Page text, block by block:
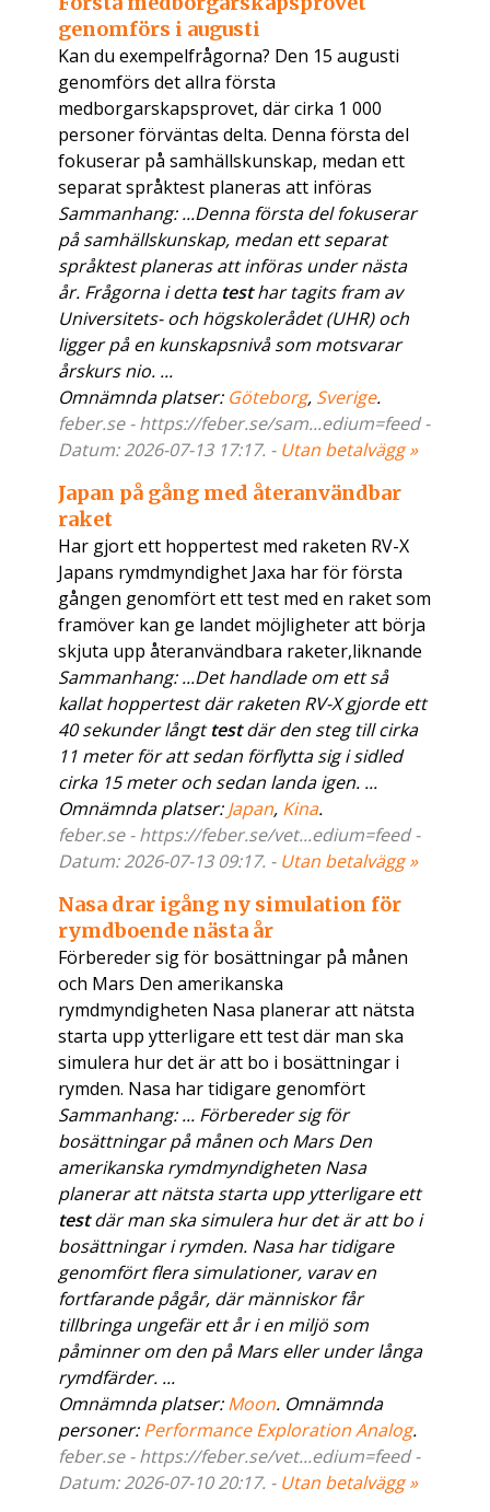
genomförs i augusti
Kan du exempelfrågorna? Den 15 augusti
genomförs det allra första
medborgarskapsprovet, där cirka 1 000
personer förväntas delta. Denna första del
fokuserar på samhällskunskap, medan ett
separat språktest planeras att införas
Sammanhang: ...Denna första del fokuserar
på samhällskunskap, medan ett separat
språktest planeras att införas under nästa
år. Frågorna i detta testhar tagits fram av
Universitets- och högskolerådet (UHR) och
ligger på en kunskapsnivå som motsvarar
årskurs nio. ...
Omnämnda platser: Göteborg, Sverige.
feber.se - https://feber.se/sam...edium=feed -
Datum: 2026-07-13 17:17. - Utan betalvägg »
Japan på gång med återanvändbar
raket
Har gjort ett hoppertest med raketen RV-X
Japans rymdmyndighet Jaxa har för första
gången genomfört ett test med en raket som
framöver kan ge landet möjligheter att börja
skjuta upp återanvändbara raketer,liknande
Sammanhang: ...Det handlade om ett så
kallat hoppertest där raketen RV-X gjorde ett
40 sekunder långttestdär den steg till cirka
11 meter för att sedan förflytta sig i sidled
cirka 15 meter och sedan landa igen. ...
Omnämnda platser:Japan, Kina.
feber.se - https://feber.se/vet...edium=feed -
Datum: 2026-07-13 09:17. - Utan betalvägg »
Nasa drar igång ny simulation för
rymdboende nästa år
Förbereder sig för bosättningar på månen
och Mars Den amerikanska
rymdmyndigheten Nasa planerar att nätsta
starta upp ytterligare ett test där man ska
simulera hur det är att bo i bosättningar i
rymden. Nasa har tidigare genomfört
Sammanhang: ... Förbereder sig för
bosättningar på månen och Mars Den
amerikanska rymdmyndigheten Nasa
planerar att nätsta starta upp ytterligare ett
testdär man ska simulera hur det är att bo i
bosättningar i rymden. Nasa har tidigare
genomfört flera simulationer, varav en
fortfarande pågår, där människor får
tillbringa ungefär ett år i en miljö som
påminner om den på Mars eller under långa
rymdfärder. ...
Omnämnda platser:Moon. Omnämnda
personer:Performance Exploration Analog.
feber.se - https://feber.se/vet...edium=feed -
Datum: 2026-07-10 20:17. - Utan betalvägg »